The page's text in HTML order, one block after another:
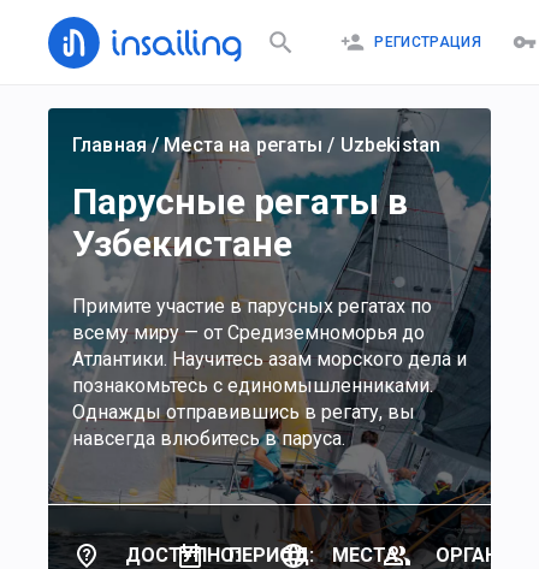
РЕГИСТРАЦИЯ
Главная/Места на регаты / Uzbekistan
Парусные регаты в
Узбекистане
Примите участие в парусных регатах по
всему миру — от Средиземноморья до
Атлантики. Научитесь азам морского дела и
познакомьтесь с единомышленниками.
Однажды отправившись в регату, вы
навсегда влюбитесь в паруса.
ДОСТУПНО:ПЕРИОД:
МЕСТА